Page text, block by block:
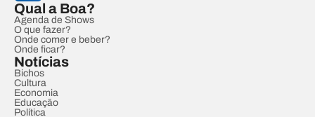
Qual a Boa?
Agenda de Shows
O que fazer?
Onde comer e beber?
Onde ficar?
Notícias
Bichos
Cultura
Economia
Educação
Política